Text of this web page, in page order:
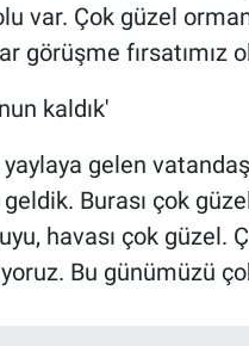
var. Çok güzel
görüşme fırsatımız
kaldık'
gelen
Burası çok
havası çok güzel.
Bu günümüzü